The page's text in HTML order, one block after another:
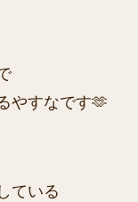
やすなです🫶
ている